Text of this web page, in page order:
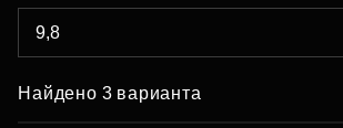
Найдено 3 варианта